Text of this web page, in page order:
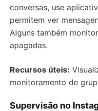
conversas, use
permitem ver
Alguns também
apagadas.
Recursos úteis:
monitoramento de
Supervisão no